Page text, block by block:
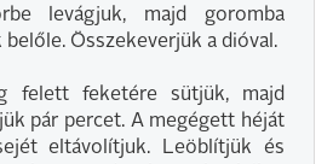
levágjuk, majd goromba
Összekeverjük a dióval.
felett feketére sütjük, majd
pár percet. A megégett héját
eltávolítjuk. Leöblítjük és